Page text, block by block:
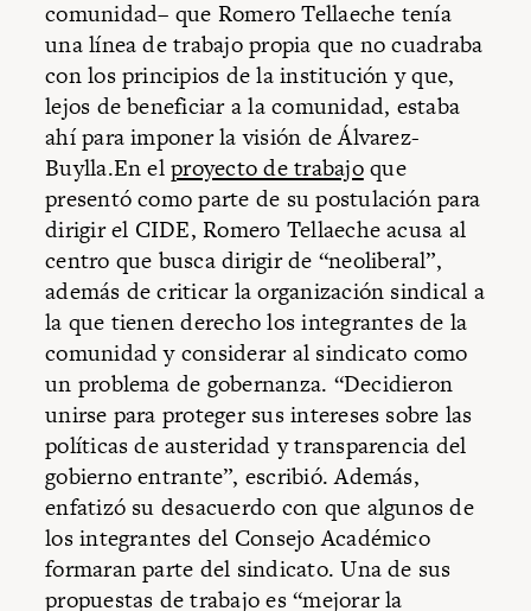
comunidad– que Romero Tellaeche tenía
una línea de trabajo propia que no cuadraba
con los principios de la institución y que,
lejos de beneficiar a la comunidad, estaba
ahí para imponer la visión de Álvarez-
Buylla.En elproyecto de trabajoque
presentó como parte de su postulación para
dirigir el CIDE, Romero Tellaeche acusa al
centro que busca dirigir de “neoliberal”,
además de criticar la organización sindical a
la que tienen derecho los integrantes de la
comunidad y considerar al sindicato como
un problema de gobernanza. “Decidieron
unirse para proteger sus intereses sobre las
políticas de austeridad y transparencia del
gobierno entrante”, escribió. Además,
enfatizó su desacuerdo con que algunos de
los integrantes del Consejo Académico
formaran parte del sindicato. Una de sus
propuestas de trabajo es “mejorar la